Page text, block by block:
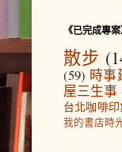
《已完成專案
散步
(59) 時事
屋三生事
台北咖啡印
我的書店時